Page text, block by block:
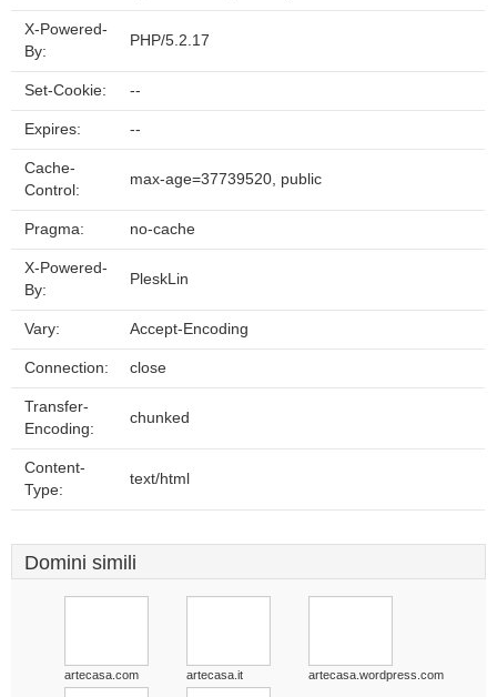
X-Powered-
By:
PHP/5.2.17
Set-Cookie: --
Expires: --
Cache-
Control:
max-age=37739520, public
Pragma: no-cache
X-Powered-
By:
PleskLin
Vary: Accept-Encoding
Connection: close
Transfer-
Encoding:
chunked
Content-
Type:
text/html
Domini simili
artecasa.com artecasa.it artecasa.wordpress.com